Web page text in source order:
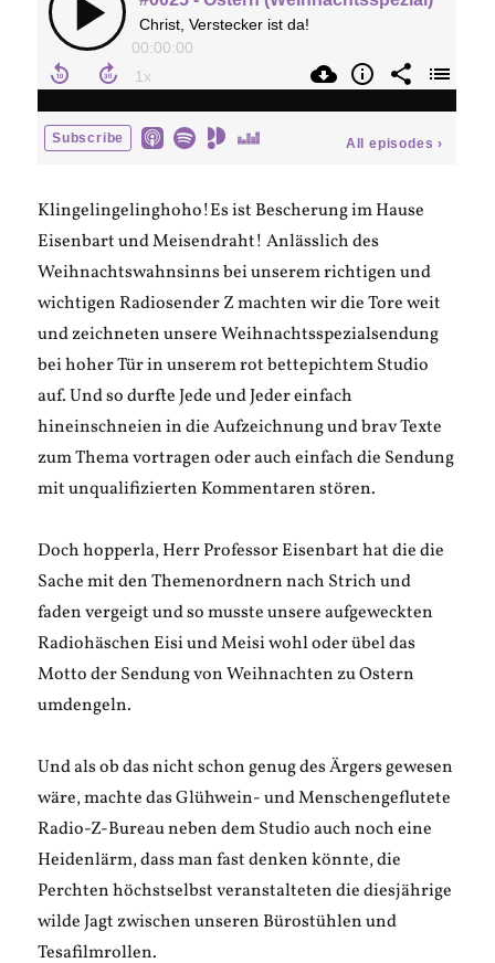
Klingelingelinghoho!Es ist Bescherung im Hause
Eisenbart und Meisendraht! Anlässlich des
Weihnachtswahnsinns bei unserem richtigen und
wichtigen Radiosender Z machten wir die Tore weit
und zeichneten unsere Weihnachtsspezialsendung
bei hoher Tür in unserem rot bettepichtem Studio
auf. Und so durfte Jede und Jeder einfach
hineinschneien in die Aufzeichnung und brav Texte
zum Thema vortragen oder auch einfach die Sendung
mit unqualifizierten Kommentaren stören.
Doch hopperla, Herr Professor Eisenbart hat die die
Sache mit den Themenordnern nach Strich und
faden vergeigt und so musste unsere aufgeweckten
Radiohäschen Eisi und Meisi wohl oder übel das
Motto der Sendung von Weihnachten zu Ostern
umdengeln.
Und als ob das nicht schon genug des Ärgers gewesen
wäre, machte das Glühwein- und Menschengeflutete
Radio-Z-Bureau neben dem Studio auch noch eine
Heidenlärm, dass man fast denken könnte, die
Perchten höchstselbst veranstalteten die diesjährige
wilde Jagt zwischen unseren Bürostühlen und
Tesafilmrollen.